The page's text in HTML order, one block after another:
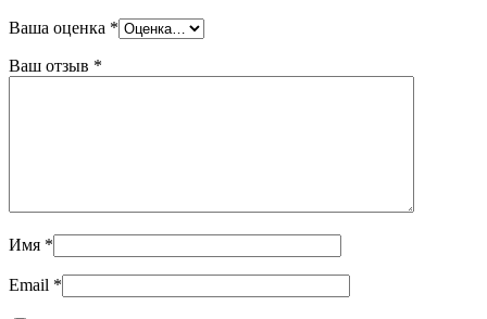
Ваша оценка *
Ваш отзыв *
Имя *
Email *